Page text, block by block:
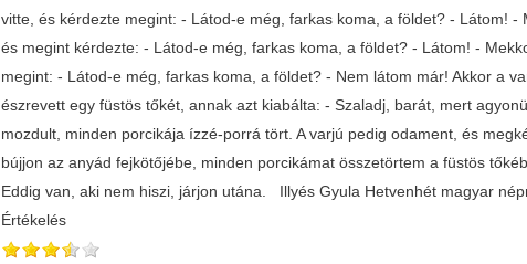
vitte, és kérdezte megint: - Látod-e még, farkas koma, a földet? - Látom! -
és megint kérdezte: - Látod-e még, farkas koma, a földet? - Látom! -
megint: - Látod-e még, farkas koma, a földet? - Nem látom már! Akkor a
észrevett egy füstös tőkét, annak azt kiabálta: - Szaladj, barát, mert
mozdult, minden porcikája ízzé-porrá tört. A varjú pedig odament, és
bújjon az anyád fejkötőjébe, minden porcikámat összetörtem a füstös
Eddig van, aki nem hiszi, járjon utána. Illyés Gyula Hetvenhét magyar
Értékelés